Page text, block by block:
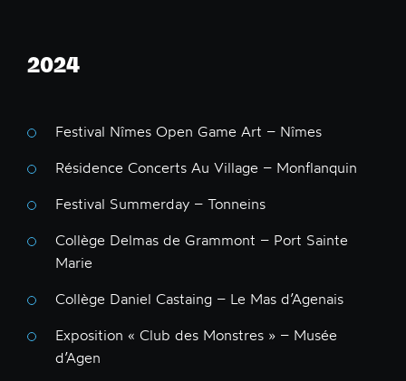
2024
Festival Nîmes Open Game Art – Nîmes
Résidence Concerts Au Village – Monflanquin
Festival Summerday – Tonneins
Collège Delmas de Grammont – Port Sainte
Marie
Collège Daniel Castaing – Le Mas d’Agenais
Exposition « Club des Monstres » – Musée
d’Agen